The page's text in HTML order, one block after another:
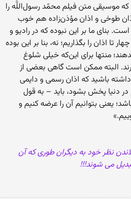
موسیقى متن فیلم محمّد رسول‌اللَّه را
اذان طوخى و اذان مؤذن‌زاده هم خوب
بناى ما بر این نبوده که در رادیو و
تا اذان را بگذاریم؛ نه، بنا بر این بوده
منتها براى این‌که خیلى شلوغ
البته ممکن است گاهى بعضى از
داشته باشید که اذان رسمى و دایمى
در دنیا پخش بشود، باید – به قول
یعنى بتوانیم آن را عرضه کنیم و
نظر خود به دیگران طوری که آن
می شوند!!!